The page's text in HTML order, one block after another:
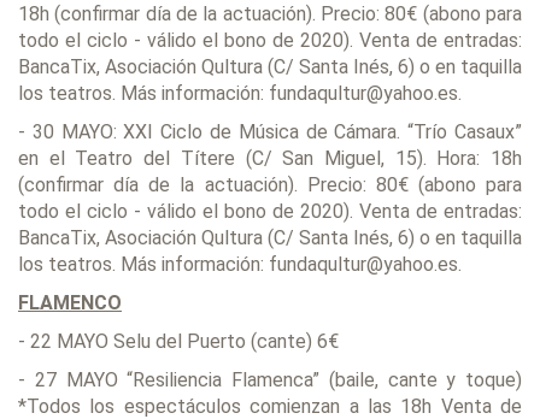
18h (confirmar día de la actuación). Precio: 80€ (abono para
todo el ciclo - válido el bono de 2020). Venta de entradas:
BancaTix, Asociación Qultura (C/ Santa Inés, 6) o en taquilla
los teatros. Más información: fundaqultur@yahoo.es.
- 30 MAYO: XXI Ciclo de Música de Cámara. “Trío Casaux”
en el Teatro del Títere (C/ San Miguel, 15). Hora: 18h
(confirmar día de la actuación). Precio: 80€ (abono para
todo el ciclo - válido el bono de 2020). Venta de entradas:
BancaTix, Asociación Qultura (C/ Santa Inés, 6) o en taquilla
los teatros. Más información: fundaqultur@yahoo.es.
FLAMENCO
- 22 MAYO Selu del Puerto (cante) 6€
- 27 MAYO “Resiliencia Flamenca” (baile, cante y toque)
*Todos los espectáculos comienzan a las 18h Venta de